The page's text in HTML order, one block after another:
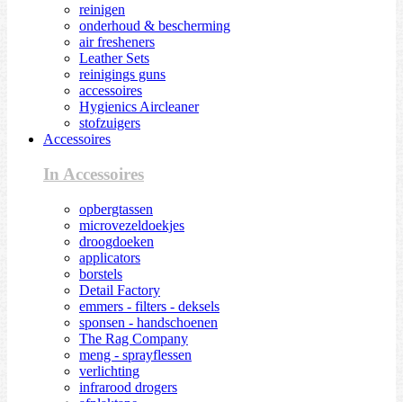
reinigen
onderhoud & bescherming
air fresheners
Leather Sets
reinigings guns
accessoires
Hygienics Aircleaner
stofzuigers
Accessoires
In Accessoires
opbergtassen
microvezeldoekjes
droogdoeken
applicators
borstels
Detail Factory
emmers - filters - deksels
sponsen - handschoenen
The Rag Company
meng - sprayflessen
verlichting
infrarood drogers